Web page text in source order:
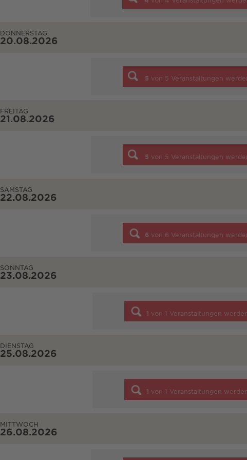
DONNERSTAG
20.08.2026
5 von 5 Veranstaltungen
FREITAG
21.08.2026
5 von 5 Veranstaltungen
SAMSTAG
22.08.2026
6 von 6 Veranstaltungen
SONNTAG
23.08.2026
1 von 1 Veranstaltungen
DIENSTAG
25.08.2026
1 von 1 Veranstaltungen
MITTWOCH
26.08.2026